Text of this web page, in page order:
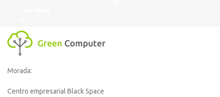
Morada:
Centro empresarial Black Space